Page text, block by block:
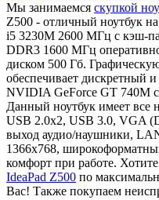
Мы занимаемся скупкой
Z500 - отличный ноутбук
i5 3230M 2600 МГц с кэш-
DDR3 1600 МГц
диском 500 Гб.
обеспечивает дискретный
NVIDIA GeForce GT 740M
Данный ноутбук имеет все
USB 2.0x2, USB 3.0, VGA
выход аудио/наушники,
1366x768,
комфорт при работе.
IdeaPad Z500 по
Вас! Также покупаем